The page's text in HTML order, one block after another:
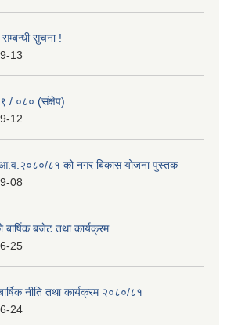
सम्बन्धी सुचना !
13
/ ०८० (संक्षेप)
12
आ.व.२०८०/८१ को नगर बिकास योजना पुस्तक
08
बजेट तथा कार्यक्रम
25
नीति तथा कार्यक्रम २०८०/८१
24